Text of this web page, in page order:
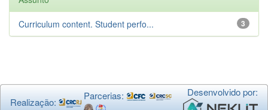
3
Curriculum content. Student perfo...
Realização:
Parcerias: Desenvolvido por: